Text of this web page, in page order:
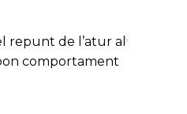
repunt de l’atur al
comportament